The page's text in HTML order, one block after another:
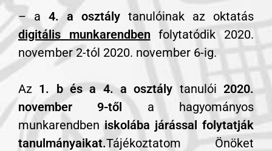
– a 4. a osztály tanulóinak az oktatás
digitális munkarendben folytatódik 2020.
november 2-tól 2020. november 6-ig.
Az 1. b és a 4. a osztály tanulói2020.
november 9-től a hagyományos
munkarendbeniskolába járással folytatják
tanulmányaikat.Tájékoztatom Önöket